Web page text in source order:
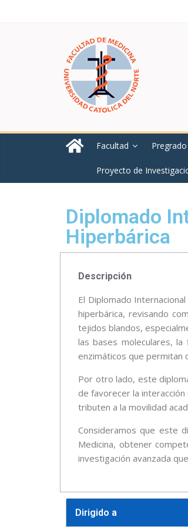
Facultad Pregrado
Proyecto de
Diplomado
Hiperbárica
Descripción
El Diplomado
hiperbárica, revisando
tejidos blandos,
las bases moleculares,
enzimáticos que permitan
Por otro lado, este
de favorecer la
tributen a la movilidad
Consideramos que este
Medicina, obtener
investigación avanzada
Dirigido a